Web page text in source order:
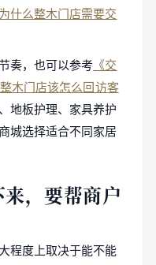
什么整木门店需要交
奏，也可以参考 《交
木门店该怎么回访客
地板护理、家具养护
城选择适合不同家居
，要帮商户
程度上取决于能不能